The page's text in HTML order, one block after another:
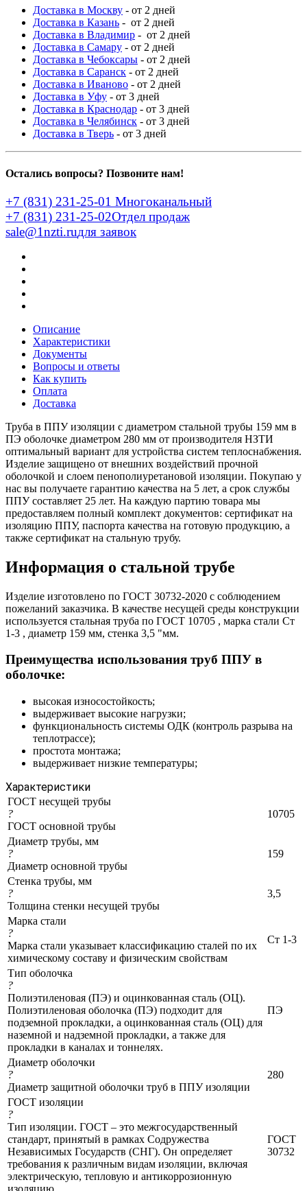
Доставка в Москву - от 2 дней
Доставка в Казань - от 2 дней
Доставка в Владимир - от 2 дней
Доставка в Самару - от 2 дней
Доставка в Чебоксары - от 2 дней
Доставка в Саранск - от 2 дней
Доставка в Иваново - от 2 дней
Доставка в Уфу - от 3 дней
Доставка в Краснодар - от 3 дней
Доставка в Челябинск - от 3 дней
Доставка в Тверь - от 3 дней
Остались вопросы? Позвоните нам!
+7 (831) 231-25-01 Многоканальный
+7 (831) 231-25-02Отдел продаж
sale@1nzti.ruдля заявок
Описание
Характеристики
Документы
Вопросы и ответы
Как купить
Оплата
Доставка
Труба в ППУ изоляции с диаметром стальной трубы 159 мм в
ПЭ оболочке диаметром 280 мм от производителя НЗТИ
оптимальный вариант для устройства систем теплоснабжения.
Изделие защищено от внешних воздействий прочной
оболочкой и слоем пенополиуретановой изоляции. Покупаю у
нас вы получаете гарантию качества на 5 лет, а срок службы
ППУ составляет 25 лет. На каждую партию товара мы
предоставляем полный комплект документов: сертификат на
изоляцию ППУ, паспорта качества на готовую продукцию, а
также сертификат на стальную трубу.
Информация о стальной трубе
Изделие изготовлено по ГОСТ 30732-2020 с соблюдением
пожеланий заказчика. В качестве несущей среды конструкции
используется стальная труба по ГОСТ 10705 , марка стали Ст
1-3 , диаметр 159 мм, стенка 3,5 "мм.
Преимущества использования труб ППУ в
оболочке:
высокая износостойкость;
выдерживает высокие нагрузки;
функциональность системы ОДК (контроль разрыва на
теплотрассе);
простота монтажа;
выдерживает низкие температуры;
Характеристики
ГОСТ несущей трубы
?
ГОСТ основной трубы
10705
Диаметр трубы, мм
?
Диаметр основной трубы
159
Стенка трубы, мм
?
Толщина стенки несущей трубы
3,5
Марка стали
?
Марка стали указывает классификацию сталей по их
химическому составу и физическим свойствам
Ст 1-3
Тип оболочка
?
Полиэтиленовая (ПЭ) и оцинкованная сталь (ОЦ).
Полиэтиленовая оболочка (ПЭ) подходит для
подземной прокладки, а оцинкованная сталь (ОЦ) для
наземной и надземной прокладки, а также для
прокладки в каналах и тоннелях.
ПЭ
Диаметр оболочки
?
Диаметр защитной оболочки труб в ППУ изоляции
280
ГОСТ изоляции
?
Тип изоляции. ГОСТ – это межгосударственный
стандарт, принятый в рамках Содружества
Независимых Государств (СНГ). Он определяет
требования к различным видам изоляции, включая
электрическую, тепловую и антикоррозионную
ГОСТ
30732